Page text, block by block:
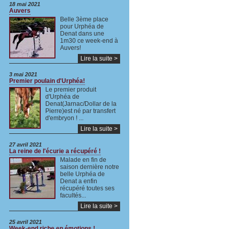
18 mai 2021
Auvers
Belle 3ème place
pour Urphéa de
Denat dans une
1m30 ce week-end à
Auvers!
Lire la suite >
3 mai 2021
Premier poulain d'Urphéa!
Le premier produit
d'Urphéa de
Denat(Jarnac/Dollar de la
Pierre)est né par transfert
d'embryon ! ...
Lire la suite >
27 avril 2021
La reine de l'écurie a récupéré !
Malade en fin de
saison dernière notre
belle Urphéa de
Denat a enfin
récupéré toutes ses
facultés...
Lire la suite >
25 avril 2021